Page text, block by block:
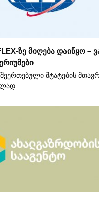
ზე მიღება დაიწყო –
შეერთებული შტატების